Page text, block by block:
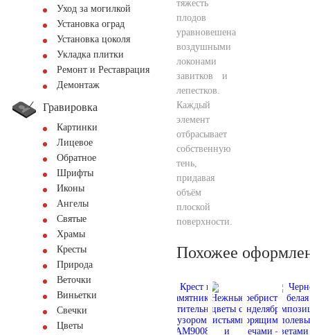
Уход за могилкой
Установка оград
Установка цоколя
Укладка плитки
Ремонт и Реставрация
Демонтаж
Гравировка
Картинки
Лицевое
Обратное
Шрифты
Иконы
Ангелы
Святые
Храмы
Кресты
Природа
Веточки
Виньетки
Свечки
Цветы
тяжесть
плодов
уравновешена
воздушными
локонами
завитков и
лепестков.
Каждый
элемент
отбрасывает
собственную
тень,
придавая
объём
плоской
поверхности.
Похожее